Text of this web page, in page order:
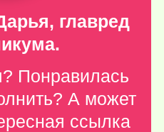
главред
Понравилась
А может
ссылка